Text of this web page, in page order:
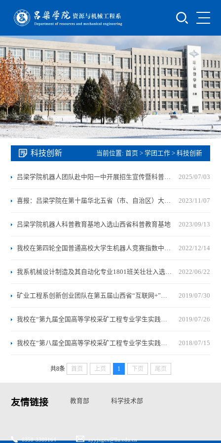
科技创新 当前位置: 首页 > 学团工作> 科技创新
2025/07/03
2023/11/07
吕梁学院机器人科普教育基地入选山西省科普教育基地 2023/09/13
2022/12/14
2022/06/22
2019/07/30
2019/07/26
2018/07/15
共8条 首页 上页 1 下页 尾页
友情链接 教育部
科学技术部
0358-3389164 zyyjxgcx@llu.edu.cn